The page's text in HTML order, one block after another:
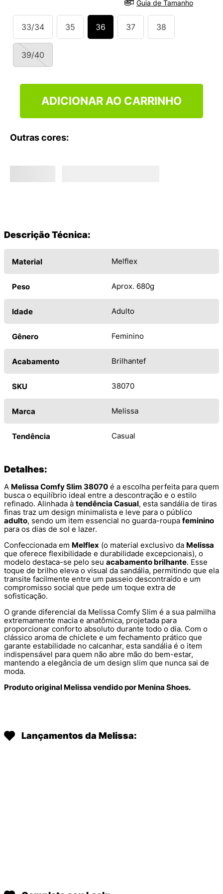
Guia de Tamanho
33/34 35 36 37 38
39/40
ADICIONAR AO CARRINHO
Outras cores:
Descrição Técnica:
Material Melflex
Peso Aprox. 680g
Idade Adulto
Gênero Feminino
Acabamento Brilhantef
SKU 38070
Marca Melissa
Tendência Casual
Detalhes:
A Melissa Comfy Slim 38070 é a escolha perfeita para quem
busca o equilíbrio ideal entre a descontração e o estilo
refinado. Alinhada à tendência Casual, esta sandália de tiras
finas traz um design minimalista e leve para o público
adulto, sendo um item essencial no guarda-roupa feminino
para os dias de sol e lazer.
Confeccionada em Melflex (o material exclusivo da Melissa
que oferece flexibilidade e durabilidade excepcionais), o
modelo destaca-se pelo seu acabamento brilhante. Esse
toque de brilho eleva o visual da sandália, permitindo que ela
transite facilmente entre um passeio descontraído e um
compromisso social que pede um toque extra de
sofisticação.
O grande diferencial da Melissa Comfy Slim é a sua palmilha
extremamente macia e anatômica, projetada para
proporcionar conforto absoluto durante todo o dia. Com o
clássico aroma de chiclete e um fechamento prático que
garante estabilidade no calcanhar, esta sandália é o item
indispensável para quem não abre mão do bem-estar,
mantendo a elegância de um design slim que nunca sai de
moda.
Produto original Melissa vendido por Menina Shoes.
Lançamentos da Melissa:
VANS TÊNIS VANS ULTRARANGE
10º NEW BALANCE 204L